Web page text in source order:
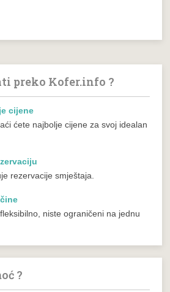
preko Kofer.info ?
cijene
ćete najbolje cijene za svoj idealan
rezervacije smještaja.
niste ograničeni na jednu
?